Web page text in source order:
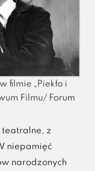
filmie „Piekło i
Filmu/ Forum
teatralne, z
niepamięć
narodzonych